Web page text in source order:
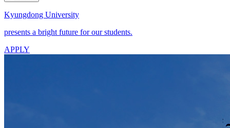
Kyungdong University
presents a bright future for our students.
APPLY